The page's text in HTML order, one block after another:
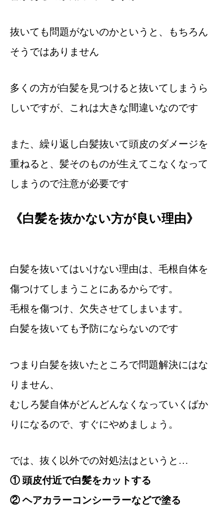
抜いても問題がないのかというと、もちろん
そうではありません
多くの方が白髪を見つけると抜いてしまうら
しいですが、これは大きな間違いなのです
また、繰り返し白髪抜いて頭皮のダメージを
重ねると、髪そのものが生えてこなくなって
しまうので注意が必要です
《白髪を抜かない方が良い理由》
白髪を抜いてはいけない理由は、毛根自体を
傷つけてしまうことにあるからです。
毛根を傷つけ、欠失させてしまいます。
白髪を抜いても予防にならないのです
つまり白髪を抜いたところで問題解決にはな
りません、
むしろ髪自体がどんどんなくなっていくばか
りになるので、すぐにやめましょう。
では、抜く以外での対処法はというと…
① 頭皮付近で白髪をカットする
② ヘアカラーコンシーラーなどで塗る